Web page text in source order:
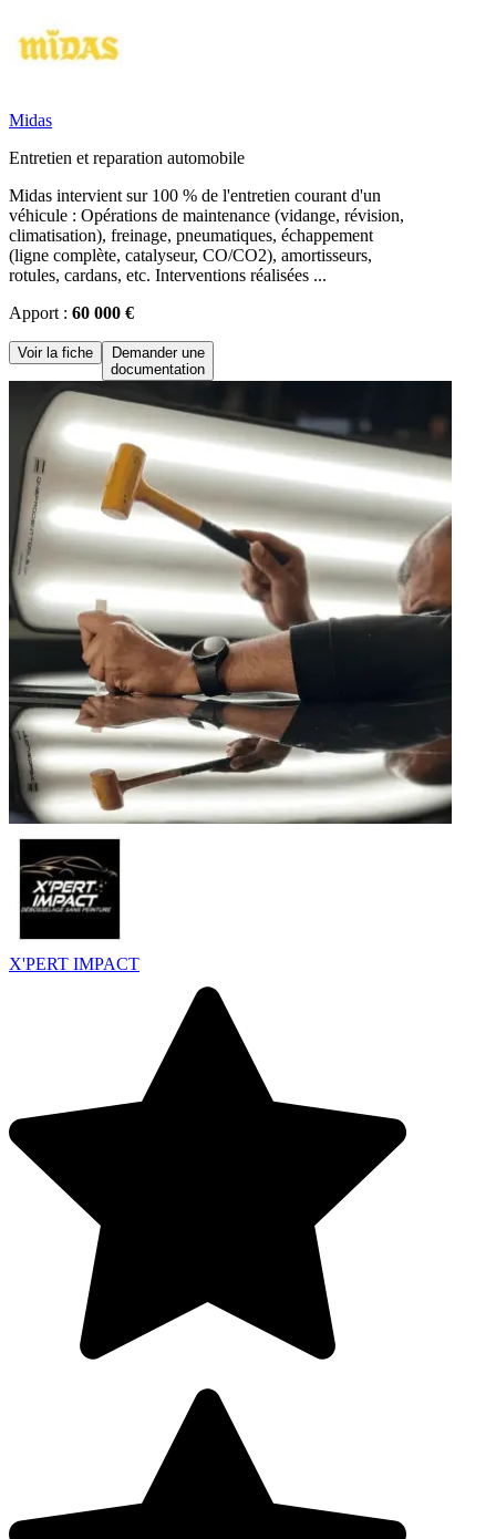
Midas
Entretien et reparation automobile
Midas intervient sur 100 % de l'entretien courant d'un
véhicule : Opérations de maintenance (vidange, révision,
climatisation), freinage, pneumatiques, échappement
(ligne complète, catalyseur, CO/CO2), amortisseurs,
rotules, cardans, etc. Interventions réalisées ...
Apport : 60 000 €
Voir la fiche
Demander une
documentation
X'PERT IMPACT